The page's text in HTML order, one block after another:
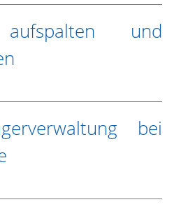
aufspalten und
bei